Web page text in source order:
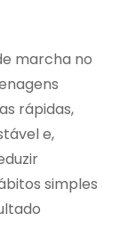
marcha no
rápidas,
e,
simples